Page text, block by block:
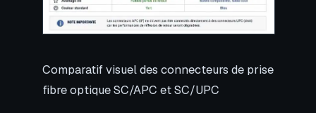
Comparatif visuel des connecteurs de prise
fibre optique SC/APC et SC/UPC